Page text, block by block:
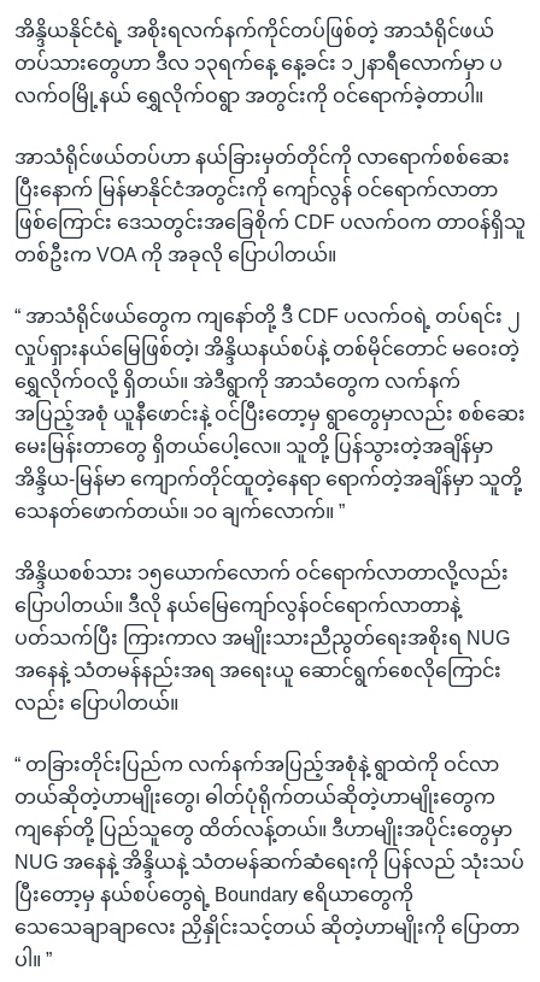
အိန္ဒိယနိုင်ငံရဲ့ အစိုးရလက်နက်ကိုင်တပ်ဖြစ်တဲ့ အာသံရိုင်ဖယ်
တပ်သားတွေဟာ ဒီလ ၁၃ရက်နေ့ နေ့ခင်း ၁၂နာရီလောက်မှာ ပ
လက်ဝမြို့နယ် ရွှေလိုက်ဝရွာ အတွင်းကို ဝင်ရောက်ခဲ့တာပါ။
အာသံရိုင်ဖယ်တပ်ဟာ နယ်ခြားမှတ်တိုင်ကို လာရောက်စစ်ဆေး
ပြီးနောက် မြန်မာနိုင်ငံအတွင်းကို ကျော်လွန် ဝင်ရောက်လာတာ
ဖြစ်ကြောင်း ဒေသတွင်းအခြေစိုက် CDF ပလက်ဝက တာဝန်ရှိသူ
တစ်ဦးက VOA ကို အခုလို ပြောပါတယ်။
“ အာသံရိုင်ဖယ်တွေက ကျနော်တို့ ဒီ CDF ပလက်ဝရဲ့ တပ်ရင်း ၂
လှုပ်ရှားနယ်မြေဖြစ်တဲ့၊ အိန္ဒိယနယ်စပ်နဲ့ တစ်မိုင်တောင် မဝေးတဲ့
ရွှေလိုက်ဝလို့ ရှိတယ်။ အဲဒီရွာကို အာသံတွေက လက်နက်
အပြည့်အစုံ ယူနီဖောင်းနဲ့ ဝင်ပြီးတော့မှ ရွာတွေမှာလည်း စစ်ဆေး
မေးမြန်းတာတွေ ရှိတယ်ပေါ့လေ။ သူတို့ ပြန်သွားတဲ့အချိန်မှာ
အိန္ဒိယ-မြန်မာ ကျောက်တိုင်ထူတဲ့နေရာ ရောက်တဲ့အချိန်မှာ သူတို့
သေနတ်ဖောက်တယ်။ ၁၀ ချက်လောက်။ ”
အိန္ဒိယစစ်သား ၁၅ယောက်လောက် ဝင်ရောက်လာတာလို့လည်း
ပြောပါတယ်။ ဒီလို နယ်မြေကျော်လွန်ဝင်ရောက်လာတာနဲ့
ပတ်သက်ပြီး ကြားကာလ အမျိုးသားညီညွတ်ရေးအစိုးရ NUG
အနေနဲ့ သံတမန်နည်းအရ အရေးယူ ဆောင်ရွက်စေလိုကြောင်း
လည်း ပြောပါတယ်။
“ တခြားတိုင်းပြည်က လက်နက်အပြည့်အစုံနဲ့ ရွာထဲကို ဝင်လာ
တယ်ဆိုတဲ့ဟာမျိုးတွေ၊ ဓါတ်ပုံရိုက်တယ်ဆိုတဲ့ဟာမျိုးတွေက
ကျနော်တို့ ပြည်သူတွေ ထိတ်လန့်တယ်။ ဒီဟာမျိုးအပိုင်းတွေမှာ
NUG အနေနဲ့ အိန္ဒိယနဲ့ သံတမန်ဆက်ဆံရေးကို ပြန်လည် သုံးသပ်
ပြီးတော့မှ နယ်စပ်တွေရဲ့ Boundary ဧရိယာတွေကို
သေသေချာချာလေး ညှိနှိုင်းသင့်တယ် ဆိုတဲ့ဟာမျိုးကို ပြောတာ
ပါ။ ”